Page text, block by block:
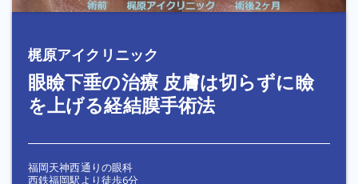
梶原アイクリニック
眼瞼下垂の治療 皮膚は切らずに瞼
を上げる経結膜手術法
福岡天神西通りの眼科
西鉄福岡駅より徒歩6分